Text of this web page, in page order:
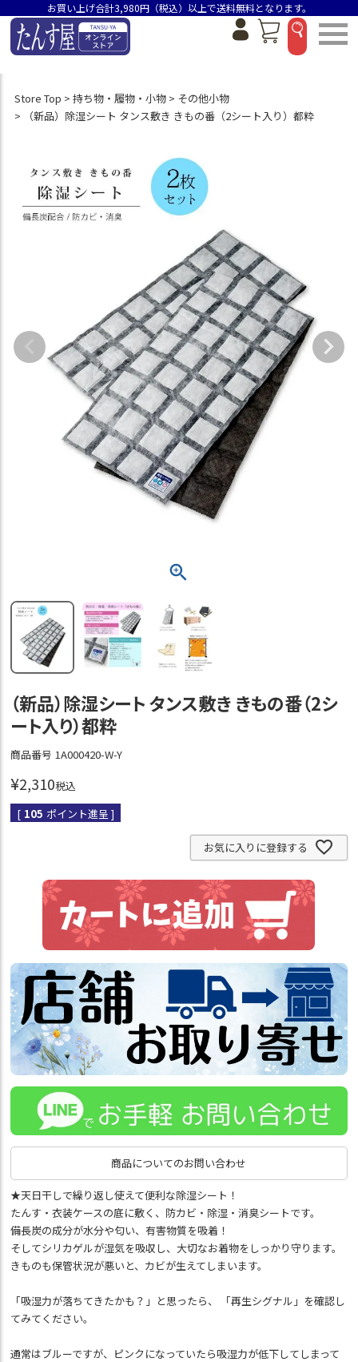
お買い上げ合計3,980円（税込）以上で送料無料となります。
Store Top 持ち物・履物・小物
その他小物
（新品）除湿シート タンス敷き きもの番（2シート入り）都粋
（新品）除湿シート タンス敷き きもの番（2シ
ート入り）都粋
商品番号 1A000420-W-Y
¥2,310税込
[ 105 ポイント進呈 ]
お気に入りに登録する
商品についてのお問い合わせ
★天日干しで繰り返し使えて便利な除湿シート！
たんす・衣装ケースの底に敷く、防カビ・除湿・消臭シートです。
備長炭の成分が水分や匂い、有害物質を吸着！
そしてシリカゲルが湿気を吸収し、大切なお着物をしっかり守ります。
きものも保管状況が悪いと、カビが生えてしまいます。
「吸湿力が落ちてきたかも？」と思ったら、 「再生シグナル」を確認し
てみてください。
通常はブルーですが、ピンクになっていたら吸湿力が低下してしまって